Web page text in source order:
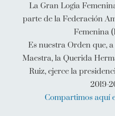
La Gran Logia
parte de la Federación
Femenina
Es nuestra Orden que,
Maestra, la Querida
Ruiz, ejerce la
2019-
Compartimos aquí